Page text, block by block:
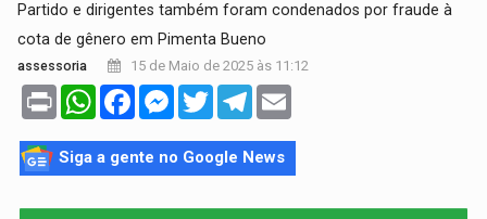
Partido e dirigentes também foram condenados por fraude à
cota de gênero em Pimenta Bueno
assessoria 15 de Maio de 2025 às 11:12
Print WhatsAppFacebookMessenger
TwitterTelegram
Siga a gente no Google News